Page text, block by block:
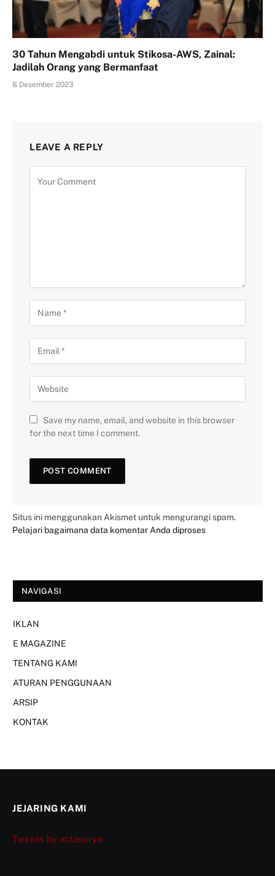
30 Tahun Mengabdi untuk Stikosa-AWS, Zainal:
Jadilah Orang yang Bermanfaat
8 Desember 2023
LEAVE A REPLY
Save my name, email, and website in this browser
for the next time I comment.
Situs ini menggunakan Akismet untuk mengurangi spam.
Pelajari bagaimana data komentar Anda diproses
NAVIGASI
IKLAN
E MAGAZINE
TENTANG KAMI
ATURAN PENGGUNAAN
ARSIP
KONTAK
JEJARING KAMI
Tweets by actasurya